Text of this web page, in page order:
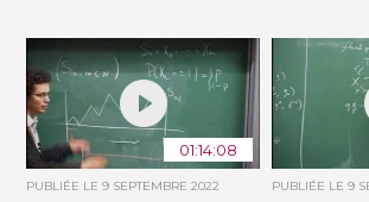
01:14:08
PUBLIÉE LE9 SEPTEMBRE 2022 PUBLIÉE LE 9